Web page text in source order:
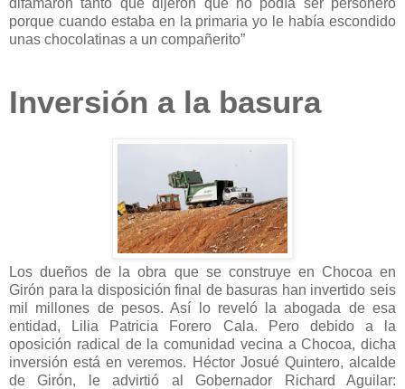
porque cuando estaba en la primaria yo le había escondido
unas chocolatinas a un compañerito”
Inversión a la basura
Los dueños de la obra que se construye en Chocoa en
Girón para la disposición final de basuras han invertido seis
mil millones de pesos. Así lo reveló la abogada de esa
entidad, Lilia Patricia Forero Cala. Pero debido a la
oposición radical de la comunidad vecina a Chocoa, dicha
inversión está en veremos. Héctor Josué Quintero, alcalde
de Girón, le advirtió al Gobernador Richard Aguilar: